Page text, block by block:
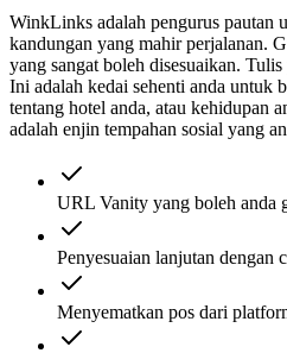
WinkLinks adalah pengurus pautan
kandungan yang mahir perjalanan.
yang sangat boleh disesuaikan.
Ini adalah kedai sehenti anda untuk
tentang hotel anda, atau kehidupan
adalah enjin tempahan sosial yang
URL Vanity yang boleh anda
Penyesuaian lanjutan dengan
Menyematkan pos dari